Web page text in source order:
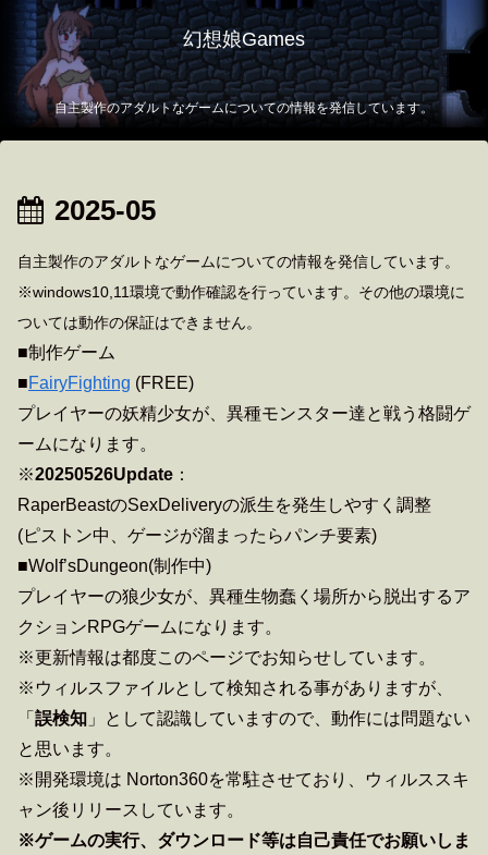
幻想娘Games
自主製作のアダルトなゲームについての情報を発信しています。
2025-05
自主製作のアダルトなゲームについての情報を発信しています。
※windows10,11環境で動作確認を行っています。その他の環境に
ついては動作の保証はできません。
■制作ゲーム
■FairyFighting (FREE)
プレイヤーの妖精少女が、異種モンスター達と戦う格闘ゲ
ームになります。
※20250526Update ：
RaperBeastのSexDeliveryの派生を発生しやすく調整
(ピストン中、ゲージが溜まったらパンチ要素)
■Wolf’sDungeon(制作中)
プレイヤーの狼少女が、異種生物蠢く場所から脱出するア
クションRPGゲームになります。
※更新情報は都度このページでお知らせしています。
※ウィルスファイルとして検知される事がありますが、
「 誤検知 」として認識していますので、動作には問題ない
と思います。
※開発環境は Norton360を常駐させており、ウィルススキ
ャン後リリースしています。
※ゲームの実行、ダウンロード等は自己責任でお願いしま